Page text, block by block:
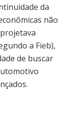
da
não
a Fieb),
de buscar